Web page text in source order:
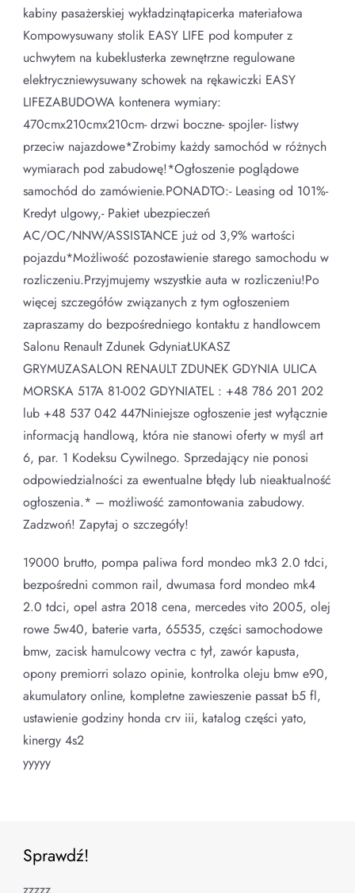
kabiny pasażerskiej wykładzinątapicerka materiałowa
Kompowysuwany stolik EASY LIFE pod komputer z
uchwytem na kubeklusterka zewnętrzne regulowane
elektryczniewysuwany schowek na rękawiczki EASY
LIFEZABUDOWA kontenera wymiary:
470cmx210cmx210cm- drzwi boczne- spojler- listwy
przeciw najazdowe*Zrobimy każdy samochód w różnych
wymiarach pod zabudowę!*Ogłoszenie poglądowe
samochód do zamówienie.PONADTO:- Leasing od 101%-
Kredyt ulgowy,- Pakiet ubezpieczeń
AC/OC/NNW/ASSISTANCE już od 3,9% wartości
pojazdu*Możliwość pozostawienie starego samochodu w
rozliczeniu.Przyjmujemy wszystkie auta w rozliczeniu!Po
więcej szczegółów związanych z tym ogłoszeniem
zapraszamy do bezpośredniego kontaktu z handlowcem
Salonu Renault Zdunek GdyniaŁUKASZ
GRYMUZASALON RENAULT ZDUNEK GDYNIA ULICA
MORSKA 517A 81-002 GDYNIATEL : +48 786 201 202
lub +48 537 042 447Niniejsze ogłoszenie jest wyłącznie
informacją handlową, która nie stanowi oferty w myśl art
6, par. 1 Kodeksu Cywilnego. Sprzedający nie ponosi
odpowiedzialności za ewentualne błędy lub nieaktualność
ogłoszenia.* – możliwość zamontowania zabudowy.
Zadzwoń! Zapytaj o szczegóły!
19000 brutto, pompa paliwa ford mondeo mk3 2.0 tdci,
bezpośredni common rail, dwumasa ford mondeo mk4
2.0 tdci, opel astra 2018 cena, mercedes vito 2005, olej
rowe 5w40, baterie varta, 65535, części samochodowe
bmw, zacisk hamulcowy vectra c tył, zawór kapusta,
opony premiorri solazo opinie, kontrolka oleju bmw e90,
akumulatory online, kompletne zawieszenie passat b5 fl,
ustawienie godziny honda crv iii, katalog części yato,
kinergy 4s2
yyyyy
Sprawdź!